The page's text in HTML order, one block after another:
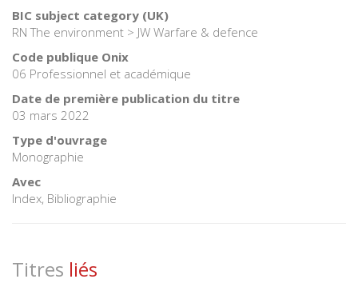
BIC subject category (UK)
RN The environment > JW Warfare & defence
Code publique Onix
06 Professionnel et académique
Date de première publication du titre
03 mars 2022
Type d'ouvrage
Monographie
Avec
Index, Bibliographie
Titres liés